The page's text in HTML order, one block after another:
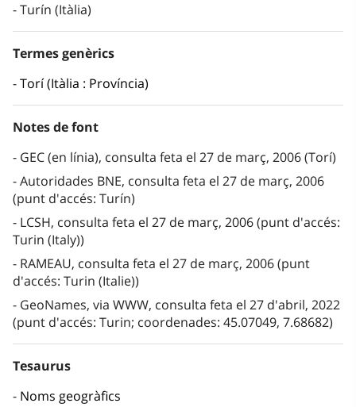
Turín (Itàlia)
Termes genèrics
Torí (Itàlia : Província)
Notes de font
GEC (en línia), consulta feta el 27 de març, 2006 (Torí)
Autoridades BNE, consulta feta el 27 de març, 2006
(punt d'accés: Turín)
LCSH, consulta feta el 27 de març, 2006 (punt d'accés:
Turin (Italy))
RAMEAU, consulta feta el 27 de març, 2006 (punt
d'accés: Turin (Italie))
GeoNames, via WWW, consulta feta el 27 d'abril, 2022
(punt d'accés: Turin; coordenades: 45.07049, 7.68682)
Tesaurus
Noms geogràfics